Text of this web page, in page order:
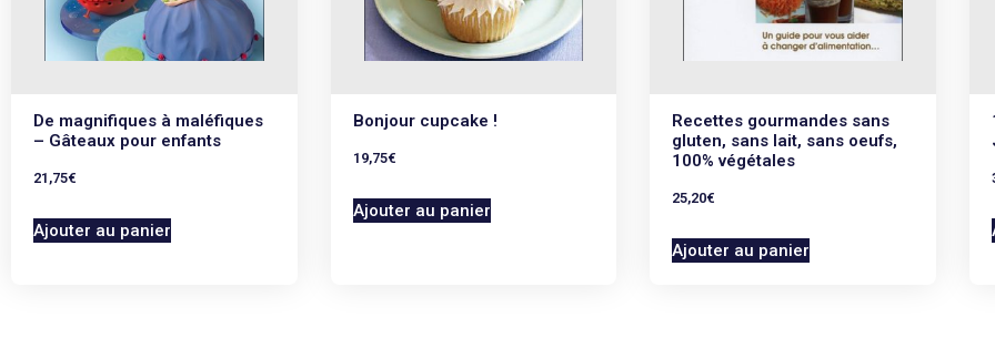
De magnifiques à maléfiques
– Gâteaux pour enfants
21,75€
Ajouter au panier
Bonjour cupcake !
19,75€
Ajouter au panier
Recettes gourmandes sans
gluten, sans lait, sans oeufs,
100% végétales
25,20€
Ajouter au panier